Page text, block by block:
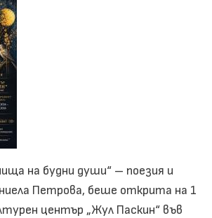
на будни души“ – поезия и
Петрова, беше открита на 1
център „Жул Паскин“ във